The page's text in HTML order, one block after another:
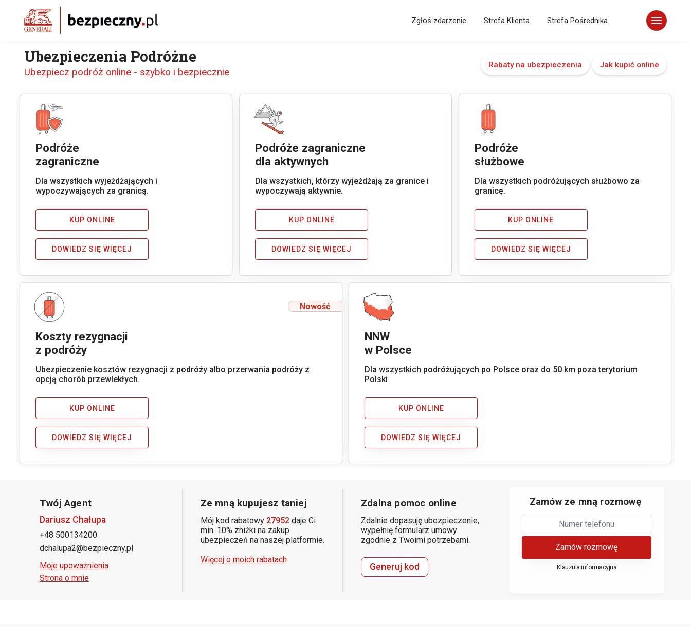
Zgłoś zdarzenie Strefa Klienta Strefa Pośrednika
Ubezpieczenia Podróżne
Ubezpiecz podróż online - szybko i bezpiecznie
Rabaty na ubezpieczenia Jak kupić online
Podróże
zagraniczne
Dla wszystkich wyjeżdżających i
wypoczywających za granicą.
KUP ONLINE
DOWIEDZ SIĘ WIĘCEJ
Podróże zagraniczne
dla aktywnych
Dla wszystkich, którzy wyjeżdżają za granice i
wypoczywają aktywnie.
KUP ONLINE
DOWIEDZ SIĘ WIĘCEJ
Podróże
służbowe
Dla wszystkich podróżujących służbowo za
granicę.
KUP ONLINE
DOWIEDZ SIĘ WIĘCEJ
Koszty rezygnacji
z podróży
Nowość
Ubezpieczenie kosztów rezygnacji z podróży albo przerwania podróży z
opcją chorób przewlekłych.
KUP ONLINE
DOWIEDZ SIĘ WIĘCEJ
NNW
w Polsce
Dla wszystkich podróżujących po Polsce oraz do 50 km poza terytorium
Polski
KUP ONLINE
DOWIEDZ SIĘ WIĘCEJ
Twój Agent
Dariusz Chałupa
+48 500134200
dchalupa2@bezpieczny.pl
Moje upoważnienia
Strona o mnie
Ze mną kupujesz taniej
Mój kod rabatowy 27952daje Ci
min. 10% zniżki na zakup
ubezpieczeń na naszej platformie.
Więcej o moich rabatach
Zdalna pomoc online
Zdalnie dopasuję ubezpieczenie,
wypełnię formularz umowy
zgodnie z Twoimi potrzebami.
Generuj kod
Zamów ze mną rozmowę
Zamów rozmowę
Klauzula informacyjna